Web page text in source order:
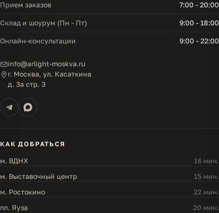
Прием заказов 7:00 - 20:00
Склад и шоурум (Пн - Пт) 9:00 - 18:00
Онлайн-консультации 9:00 - 22:00
info@arlight-moskva.ru
г. Москва, ул. Касаткина
д. 3а стр. 3
КАК ДОБРАТЬСЯ
м. ВДНХ
16 мин.
м. Выставочный центр
15 мин.
м. Ростокино
22 мин.
пл. Яуза
20 мин.